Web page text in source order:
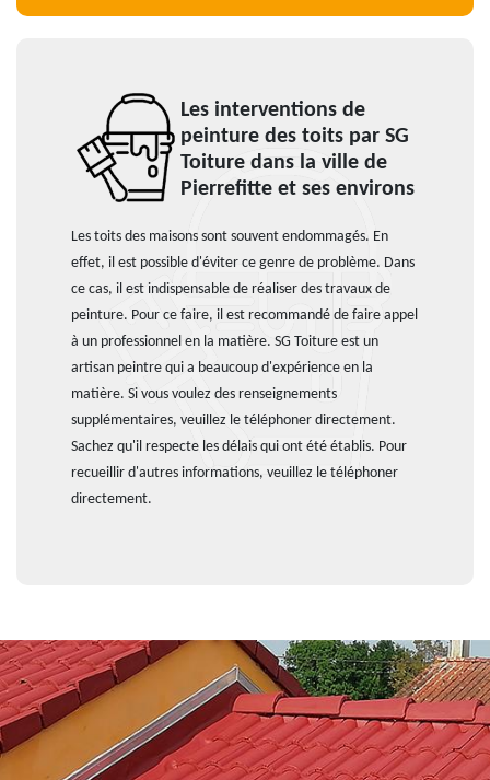
Les interventions de
peinture des toits par SG
Toiture dans la ville de
Pierrefitte et ses environs
Les toits des maisons sont souvent endommagés. En
effet, il est possible d'éviter ce genre de problème. Dans
ce cas, il est indispensable de réaliser des travaux de
peinture. Pour ce faire, il est recommandé de faire appel
à un professionnel en la matière. SG Toiture est un
artisan peintre qui a beaucoup d'expérience en la
matière. Si vous voulez des renseignements
supplémentaires, veuillez le téléphoner directement.
Sachez qu'il respecte les délais qui ont été établis. Pour
recueillir d'autres informations, veuillez le téléphoner
directement.